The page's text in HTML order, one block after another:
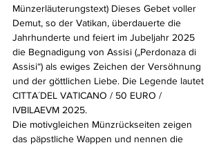
Münzerläuterungstext) Dieses Gebet voller
Demut, so der Vatikan, überdauerte die
Jahrhunderte und feiert im Jubeljahr 2025
die Begnadigung von Assisi („Perdonaza di
Assisi“) als ewiges Zeichen der Versöhnung
und der göttlichen Liebe. Die Legende lautet
CITTA´DEL VATICANO / 50 EURO /
IVBILAEVM 2025.
Die motivgleichen Münzrückseiten zeigen
das päpstliche Wappen und nennen die